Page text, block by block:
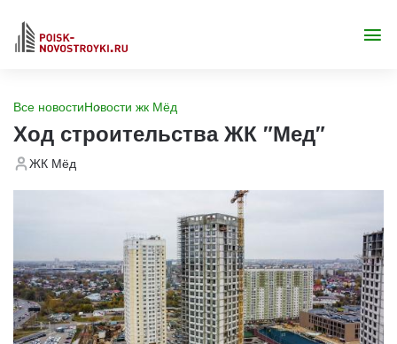
Все новостиНовости жк Мёд
Ход строительства ЖК "Мед"
ЖК Мёд